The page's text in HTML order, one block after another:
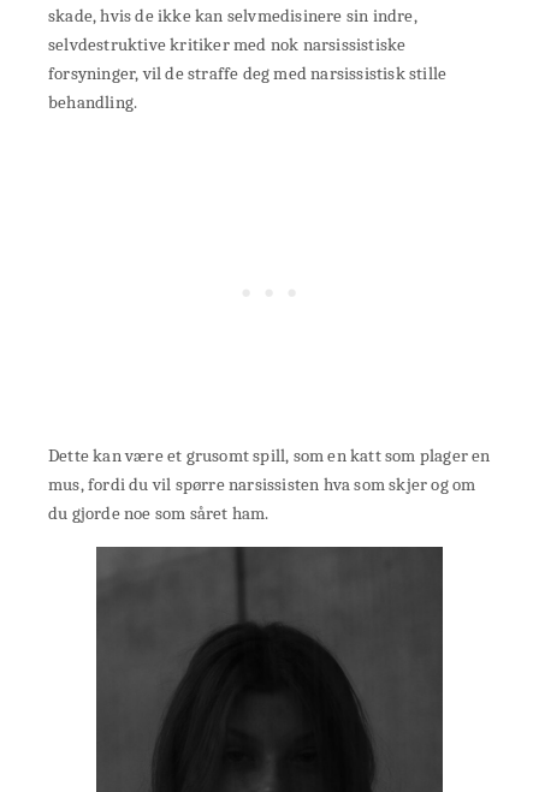
skade, hvis de ikke kan selvmedisinere sin indre,
selvdestruktive kritiker med nok narsissistiske
forsyninger, vil de straffe deg med narsissistisk stille
behandling.
Dette kan være et grusomt spill, som en katt som plager en
mus, fordi du vil spørre narsissisten hva som skjer og om
du gjorde noe som såret ham.